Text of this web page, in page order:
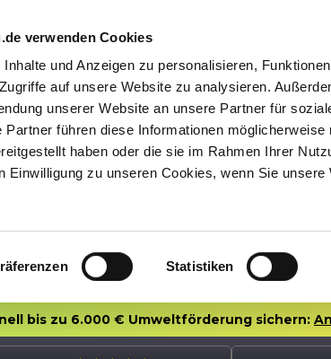
verwenden Cookies
und Anzeigen zu personalisieren,
auf unsere Website zu analysieren.
unserer Website an unsere Partner für
Partner führen diese Informationen möglicherweise
haben oder die sie im Rahmen Ihrer
Einwilligung zu unseren Cookies, wenn Sie unsere
Statistiken
bis zu 6.000 € Umweltförderung sichern: